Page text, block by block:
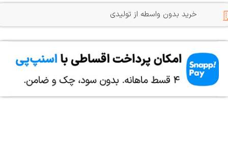
خرید بدون واسطه از تولیدی